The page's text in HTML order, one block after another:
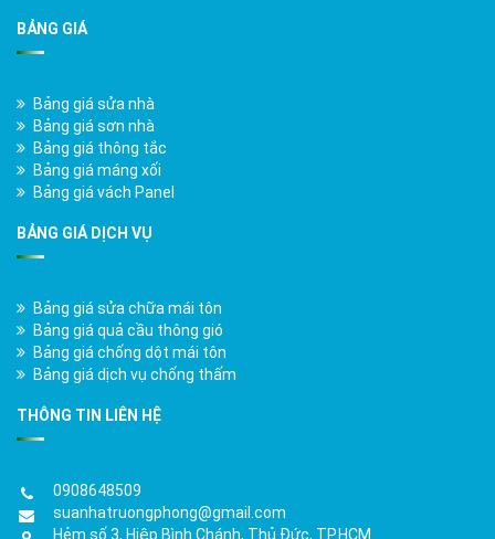
BẢNG GIÁ
Bảng giá sửa nhà
Bảng giá sơn nhà
Bảng giá thông tắc
Bảng giá máng xối
Bảng giá vách Panel
BẢNG GIÁ DỊCH VỤ
Bảng giá sửa chữa mái tôn
Bảng giá quả cầu thông gió
Bảng giá chống dột mái tôn
Bảng giá dịch vụ chống thấm
THÔNG TIN LIÊN HỆ
0908648509
suanhatruongphong@gmail.com
Hẻm số 3, Hiệp Bình Chánh, Thủ Đức, TP.HCM